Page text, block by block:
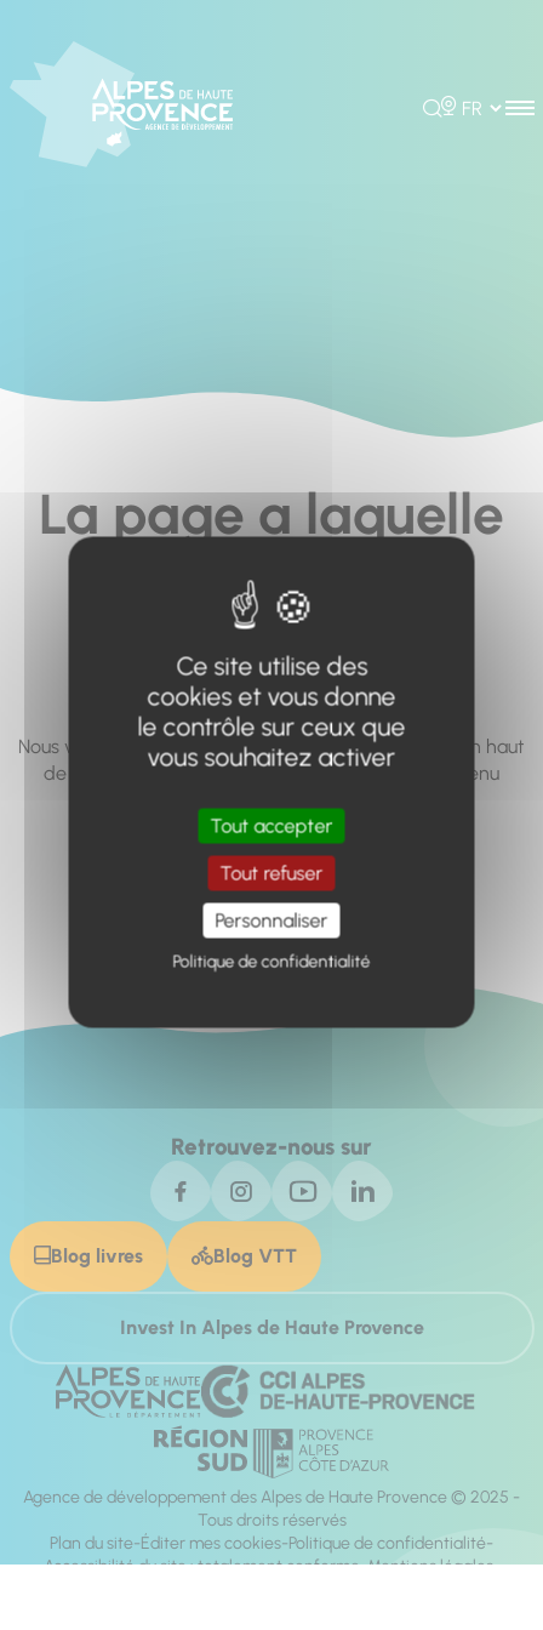
Rechercher
Choisir la
La page a laquelle
vous cherchez à
accéder n'existe
pas... ou plus.
Nous vous invitons à utiliser le moteur de recherche en haut
de page, ou à utiliser le menu pour trouver le contenu
Retour à l'accueil
Retrouvez-nous sur
Blog livres Blog VTT
Invest In Alpes de Haute Provence
Agence de développement des Alpes de Haute Provence © 2025 -
Tous droits réservés
Plan du site Éditer mes cookies Politique de confidentialité
Accessibilité du site : totalement conforme Mentions légales
Ce site utilise des
cookies et vous donne
le contrôle sur ceux que
vous souhaitez activer
Tout accepter
Tout refuser
Personnaliser
Politique de confidentialité